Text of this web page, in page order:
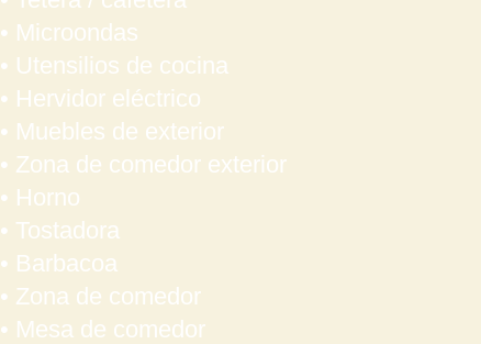
• Microondas
• Utensilios de cocina
• Hervidor eléctrico
• Muebles de exterior
• Zona de comedor exterior
• Horno
• Tostadora
• Barbacoa
• Zona de comedor
• Mesa de comedor